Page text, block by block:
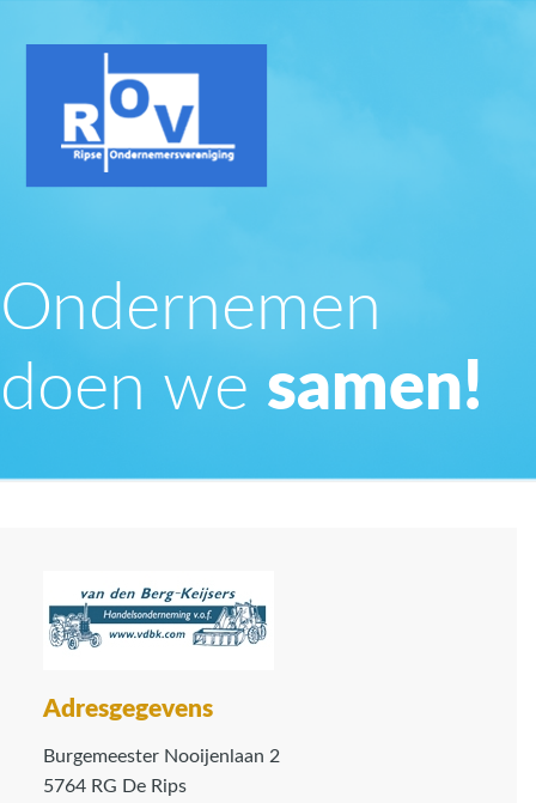
Ondernemen
doen we samen!
Adresgegevens
Burgemeester Nooijenlaan 2
5764 RG De Rips